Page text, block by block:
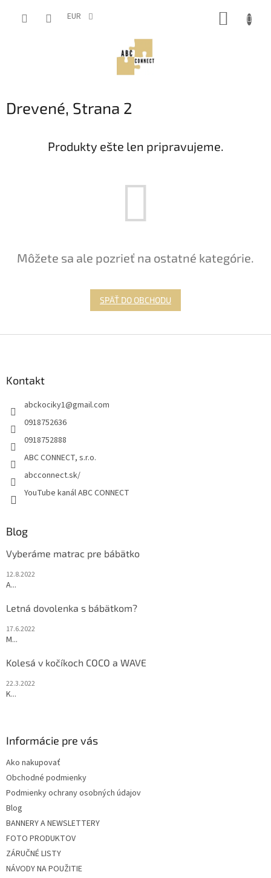
EUR
Drevené, Strana 2
Produkty ešte len pripravujeme.
Môžete sa ale pozrieť na ostatné kategórie.
SPÄŤ DO OBCHODU
Kontakt
abckociky1@gmail.com
0918752636
0918752888
ABC CONNECT, s.r.o.
abcconnect.sk/
YouTube kanál ABC CONNECT
Blog
Vyberáme matrac pre bábätko
12.8.2022
A...
Letná dovolenka s bábätkom?
17.6.2022
M...
Kolesá v kočíkoch COCO a WAVE
22.3.2022
K...
Informácie pre vás
Ako nakupovať
Obchodné podmienky
Podmienky ochrany osobných údajov
Blog
BANNERY A NEWSLETTERY
FOTO PRODUKTOV
ZÁRUČNÉ LISTY
NÁVODY NA POUŽITIE